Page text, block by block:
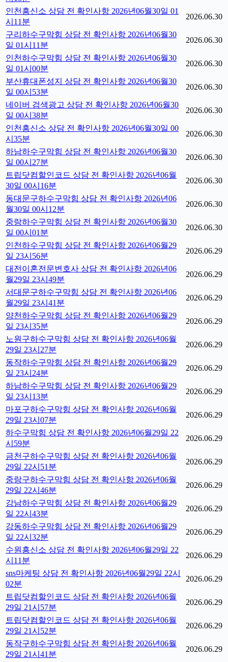
인천흥신소 상담 전 확인사항 2026년06월30일 01
시11분
2026.06.30
구리하수구막힘 상담 전 확인사항 2026년06월30
일 01시11분
2026.06.30
인천하수구막힘 상담 전 확인사항 2026년06월30
일 01시00분
2026.06.30
부산휴대폰성지 상담 전 확인사항 2026년06월30
일 00시53분
2026.06.30
네이버 검색광고 상담 전 확인사항 2026년06월30
일 00시38분
2026.06.30
인천흥신소 상담 전 확인사항 2026년06월30일 00
시35분
2026.06.30
하남하수구막힘 상담 전 확인사항 2026년06월30
일 00시27분
2026.06.30
트립닷컴할인코드 상담 전 확인사항 2026년06월
30일 00시16분
2026.06.30
동대문구하수구막힘 상담 전 확인사항 2026년06
월30일 00시12분
2026.06.30
중랑하수구막힘 상담 전 확인사항 2026년06월30
일 00시01분
2026.06.30
인천하수구막힘 상담 전 확인사항 2026년06월29
일 23시56분
2026.06.29
대전이혼전문변호사 상담 전 확인사항 2026년06
월29일 23시49분
2026.06.29
서대문구하수구막힘 상담 전 확인사항 2026년06
월29일 23시41분
2026.06.29
양천하수구막힘 상담 전 확인사항 2026년06월29
일 23시35분
2026.06.29
노원구하수구막힘 상담 전 확인사항 2026년06월
29일 23시27분
2026.06.29
동작하수구막힘 상담 전 확인사항 2026년06월29
일 23시24분
2026.06.29
하남하수구막힘 상담 전 확인사항 2026년06월29
일 23시13분
2026.06.29
마포구하수구막힘 상담 전 확인사항 2026년06월
29일 23시07분
2026.06.29
하수구막힘 상담 전 확인사항 2026년06월29일 22
시59분
2026.06.29
금천구하수구막힘 상담 전 확인사항 2026년06월
29일 22시51분
2026.06.29
중랑구하수구막힘 상담 전 확인사항 2026년06월
29일 22시46분
2026.06.29
강남하수구막힘 상담 전 확인사항 2026년06월29
일 22시43분
2026.06.29
강동하수구막힘 상담 전 확인사항 2026년06월29
일 22시32분
2026.06.29
수원흥신소 상담 전 확인사항 2026년06월29일 22
시11분
2026.06.29
sns마케팅 상담 전 확인사항 2026년06월29일 22시
02분
2026.06.29
트립닷컴할인코드 상담 전 확인사항 2026년06월
29일 21시57분
2026.06.29
트립닷컴할인코드 상담 전 확인사항 2026년06월
29일 21시52분
2026.06.29
동작구하수구막힘 상담 전 확인사항 2026년06월
29일 21시41분
2026.06.29